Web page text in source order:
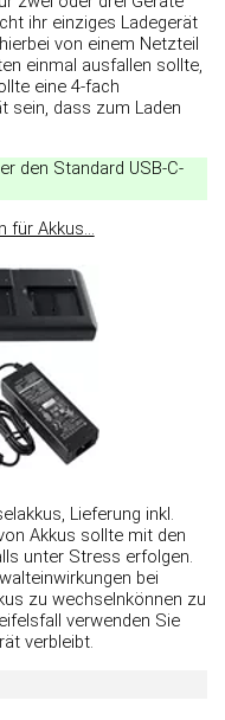
ihr einziges Ladegerät
von einem Netzteil
einmal ausfallen sollte,
eine 4-fach
sein, dass zum Laden
den Standard USB-C-
Akkus...
Lieferung inkl.
Akkus sollte mit den
unter Stress erfolgen.
bei
zu wechselnkönnen zu
verwenden Sie
verbleibt.